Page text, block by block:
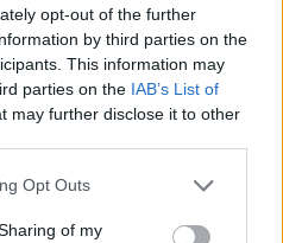
opt-out of the further
by third parties on the
This information may
parties on the IAB’s List of
may further disclose it to other
uses one or more Google
behaviour. You may click to
Opt Outs
of my